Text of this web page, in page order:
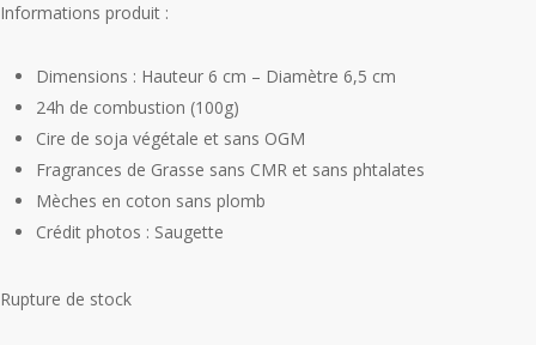
Informations produit :
Dimensions : Hauteur 6 cm – Diamètre 6,5 cm
24h de combustion (100g)
Cire de soja végétale et sans OGM
Fragrances de Grasse sans CMR et sans phtalates
Mèches en coton sans plomb
Crédit photos : Saugette
Rupture de stock